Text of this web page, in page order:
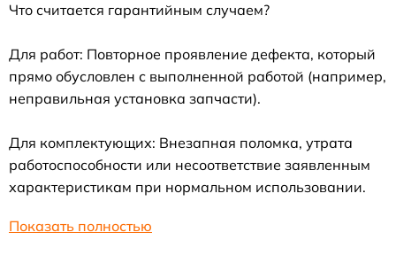
Что считается гарантийным случаем?
Для работ: Повторное проявление дефекта, который
прямо обусловлен с выполненной работой (например,
неправильная установка запчасти).
Для комплектующих: Внезапная поломка, утрата
работоспособности или несоответствие заявленным
характеристикам при нормальном использовании.
Показать полностью